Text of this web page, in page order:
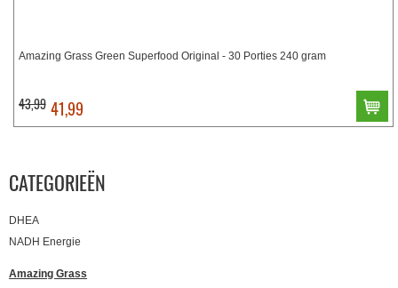
CATEGORIEËN
DHEA
NADH Energie
Amazing Grass
Amazing Grass Green Superfood Original - 30 Porties 240 gram
43,99 41,99